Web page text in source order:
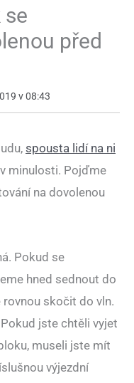
se
před
v 08:43
spousta lidí na ni
minulosti. Pojďme
na dovolenou
Pokud se
hned sednout do
rovnou skočit do vln.
jste chtěli vyjet
museli jste mít
výjezdní